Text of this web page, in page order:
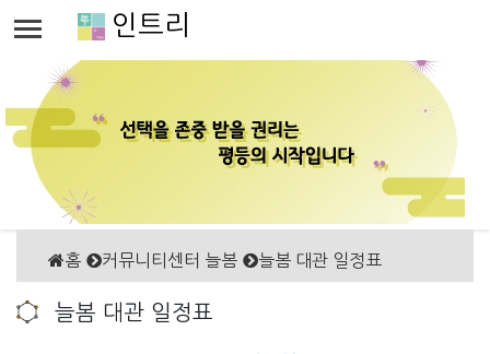
인트리
홈 커뮤니티센터 늘봄 늘봄 대관 일정표
늘봄 대관 일정표